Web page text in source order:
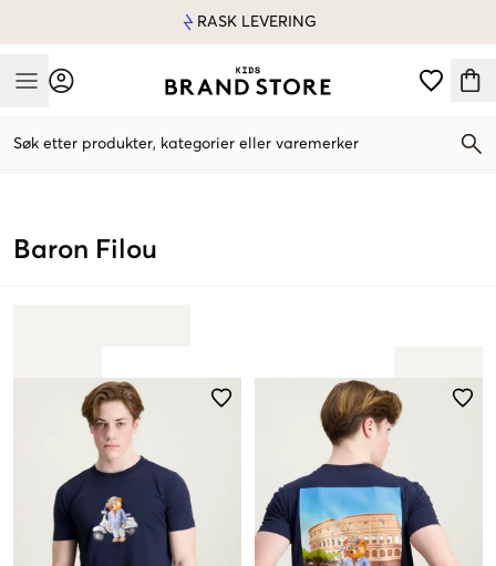
RASK LEVERING
Mobile Menu
Søk etter produkter, kategorier eller varemerker
Baron Filou